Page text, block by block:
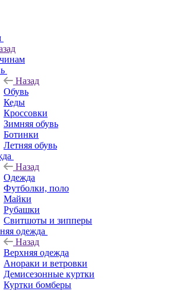
Назад
Обувь
Кеды
Кроссовки
Зимняя обувь
Ботинки
Летняя обувь
Назад
Одежда
Футболки, поло
Майки
Рубашки
Свитшоты и зипперы
одежда
Назад
Верхняя одежда
Анораки и ветровки
Демисезонные куртки
Куртки бомберы